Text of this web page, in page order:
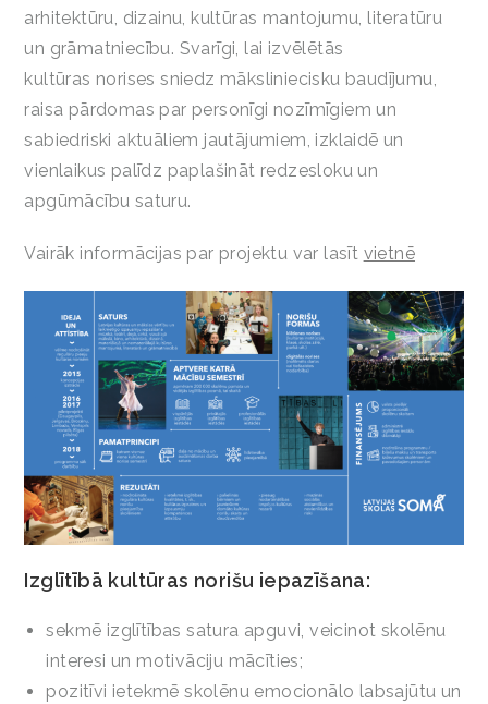
arhitektūru, dizainu, kultūras mantojumu, literatūru
un grāmatniecību. Svarīgi, lai izvēlētās
kultūras norises sniedz māksliniecisku baudījumu,
raisa pārdomas par personīgi nozīmīgiem un
sabiedriski aktuāliem jautājumiem, izklaidē un
vienlaikus palīdz paplašināt redzesloku un
apgūmācību saturu.
Vairāk informācijas par projektu var lasīt vietnē
Izglītībā kultūras norišu iepazīšana:
sekmē izglītības satura apguvi, veicinot skolēnu
interesi un motivāciju mācīties;
pozitīvi ietekmē skolēnu emocionālo labsajūtu un